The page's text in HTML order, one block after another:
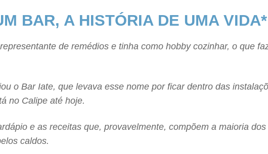
BAR, A HISTÓRIA DE UMA VIDA*
de remédios e tinha como hobby cozinhar, o que
o Bar Iate, que levava esse nome por ficar dentro das
no Calipe até hoje.
e as receitas que, provavelmente, compõem a maioria
caldos.